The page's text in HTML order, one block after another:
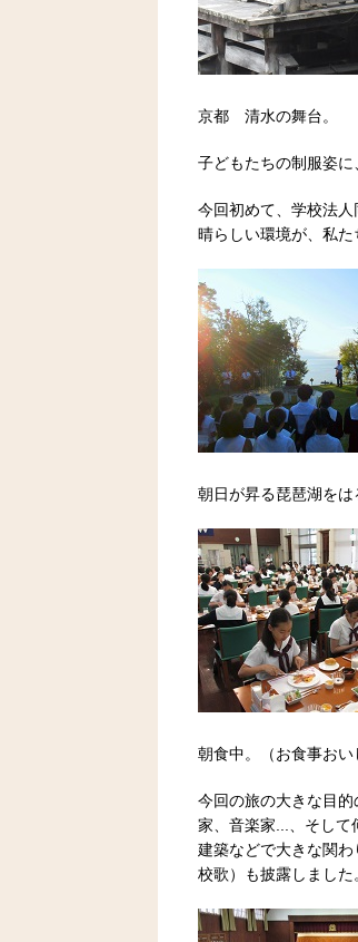
京都 清水の舞台。
子どもたちの制服姿に
今回初めて、学校法
晴らしい環境が、私た
朝日が昇る琵琶湖をは
朝食中。（お食事おい
今回の旅の大きな目
家、音楽家...、そして
建築などで大きな関
校歌）も披露しました